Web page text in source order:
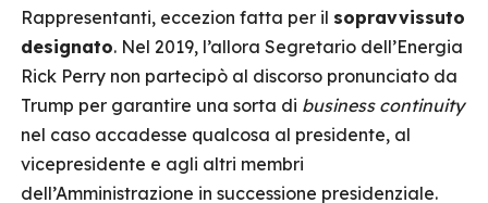
Rappresentanti, eccezion fatta per il sopravvissuto
designato. Nel 2019, l’allora Segretario dell’Energia
Rick Perry non partecipò al discorso pronunciato da
Trump per garantire una sorta di business continuity
nel caso accadesse qualcosa al presidente, al
vicepresidente e agli altri membri
dell’Amministrazione in successione presidenziale.